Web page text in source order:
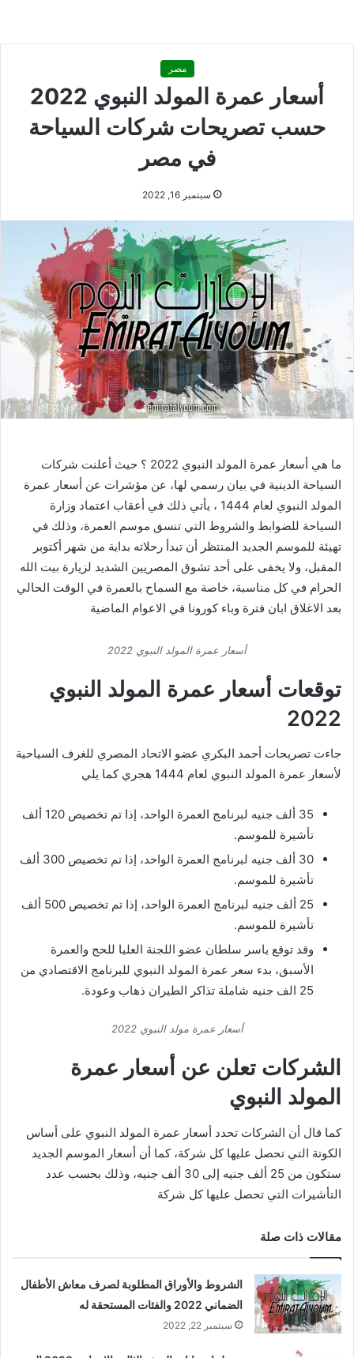
مصر
‎أسعار عمرة المولد النبوي 2022
حسب تصريحات شركات السياحة
في مصر
سبتمبر 16, 2022
ما هي ‎‎أسعار عمرة المولد النبوي 2022 ؟ حيث أعلنت شركات
السياحة الدينية في بيان رسمي لها، عن مؤشرات عن أسعار عمرة
المولد النبوي لعام 1444 ، يأتي ذلك في أعقاب اعتماد وزارة
السياحة للضوابط والشروط التي تنسق موسم العمرة، وذلك في
تهيئة للموسم الجديد المنتظر أن تبدأ رحلاته بداية من شهر أكتوبر
المقبل، ولا يخفى على أحد تشوق المصريين الشديد لزيارة بيت الله
الحرام في كل مناسبة، خاصة مع السماح بالعمرة في الوقت الحالي
بعد الاغلاق ابان فترة وباء كورونا في الاعوام الماضية
توقعات ‎أسعار عمرة المولد النبوي
2022
جاءت تصريحات أحمد البكري عضو الاتحاد المصري للغرف السياحية
لأسعار عمرة المولد النبوي لعام 1444 هجري كما يلي
35 ألف جنيه لبرنامج العمرة الواحد، إذا تم تخصيص 120 ألف
تأشيرة للموسم.
30 ألف جنيه لبرنامج العمرة الواحد، إذا تم تخصيص 300 ألف
تأشيرة للموسم.
25 ألف جنيه لبرنامج العمرة الواحد، إذا تم تخصيص 500 ألف
تأشيرة للموسم.
وقد توقع ياسر سلطان عضو اللجنة العليا للحج والعمرة
الأسبق، بدء سعر عمرة المولد النبوي للبرنامج الاقتصادي من
25 الف جنيه شاملة تذاكر الطيران ذهاب وعودة.
‎أسعار عمرة مولد النبوي 2022
الشركات تعلن عن أسعار عمرة
المولد النبوي
كما قال أن الشركات تحدد أسعار عمرة المولد النبوي على أساس
الكوتة التي تحصل عليها كل شركة، كما أن أسعار الموسم الجديد
ستكون من 25 ألف جنيه إلى 30 ألف جنيه، وذلك بحسب عدد
التأشيرات التي تحصل عليها كل شركة
مقالات ذات صلة
الشروط والأوراق المطلوبة لصرف معاش الأطفال
الضماني 2022 والفئات المستحقة له
سبتمبر 22, 2022